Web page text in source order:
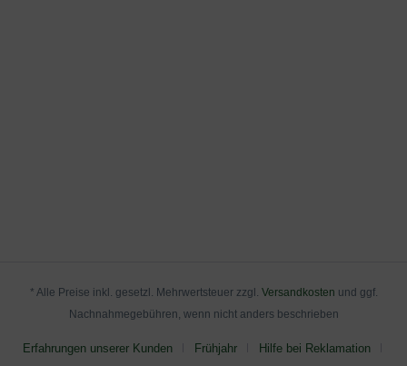
* Alle Preise inkl. gesetzl. Mehrwertsteuer zzgl. Versandkosten und ggf.
Nachnahmegebühren, wenn nicht anders beschrieben
Erfahrungen unserer Kunden Frühjahr Hilfe bei Reklamation